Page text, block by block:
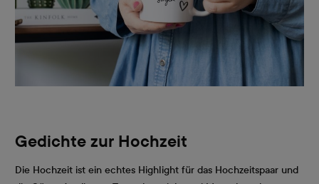
Gedichte zur Hochzeit
Die Hochzeit ist ein echtes Highlight für das Hochzeitspaar und